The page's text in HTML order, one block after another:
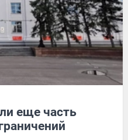
еще часть